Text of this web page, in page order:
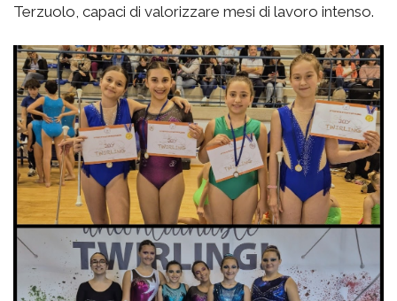
Terzuolo, capaci di valorizzare mesi di lavoro intenso.